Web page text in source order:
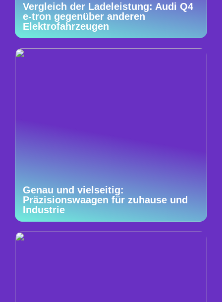
Vergleich der Ladeleistung: Audi Q4
e-tron gegenüber anderen
Elektrofahrzeugen
Genau und vielseitig:
Präzisionswaagen für zuhause und
Industrie